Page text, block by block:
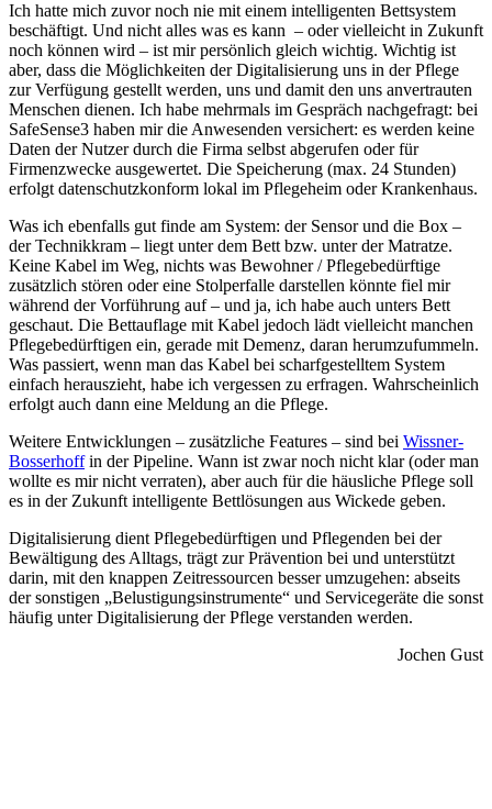
Ich hatte mich zuvor noch nie mit einem intelligenten Bettsystem
beschäftigt. Und nicht alles was es kann – oder vielleicht in Zukunft
noch können wird – ist mir persönlich gleich wichtig. Wichtig ist
aber, dass die Möglichkeiten der Digitalisierung uns in der Pflege
zur Verfügung gestellt werden, uns und damit den uns anvertrauten
Menschen dienen. Ich habe mehrmals im Gespräch nachgefragt: bei
SafeSense3 haben mir die Anwesenden versichert: es werden keine
Daten der Nutzer durch die Firma selbst abgerufen oder für
Firmenzwecke ausgewertet. Die Speicherung (max. 24 Stunden)
erfolgt datenschutzkonform lokal im Pflegeheim oder Krankenhaus.
Was ich ebenfalls gut finde am System: der Sensor und die Box –
der Technikkram – liegt unter dem Bett bzw. unter der Matratze.
Keine Kabel im Weg, nichts was Bewohner / Pflegebedürftige
zusätzlich stören oder eine Stolperfalle darstellen könnte fiel mir
während der Vorführung auf – und ja, ich habe auch unters Bett
geschaut. Die Bettauflage mit Kabel jedoch lädt vielleicht manchen
Pflegebedürftigen ein, gerade mit Demenz, daran herumzufummeln.
Was passiert, wenn man das Kabel bei scharfgestelltem System
einfach herauszieht, habe ich vergessen zu erfragen. Wahrscheinlich
erfolgt auch dann eine Meldung an die Pflege.
Weitere Entwicklungen – zusätzliche Features – sind bei Wissner-
Bosserhoffin der Pipeline. Wann ist zwar noch nicht klar (oder man
wollte es mir nicht verraten), aber auch für die häusliche Pflege soll
es in der Zukunft intelligente Bettlösungen aus Wickede geben.
Digitalisierung dient Pflegebedürftigen und Pflegenden bei der
Bewältigung des Alltags, trägt zur Prävention bei und unterstützt
darin, mit den knappen Zeitressourcen besser umzugehen: abseits
der sonstigen „Belustigungsinstrumente“ und Servicegeräte die sonst
häufig unter Digitalisierung der Pflege verstanden werden.
Jochen Gust